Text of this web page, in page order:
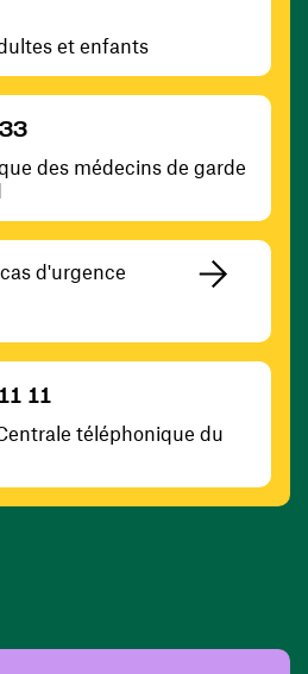
et enfants
des médecins de garde
d'urgence
11
téléphonique du